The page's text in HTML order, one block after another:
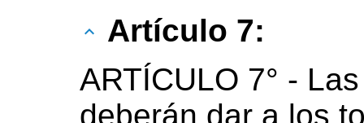
Artículo 7:
ARTÍCULO 7° -
deberán dar a los